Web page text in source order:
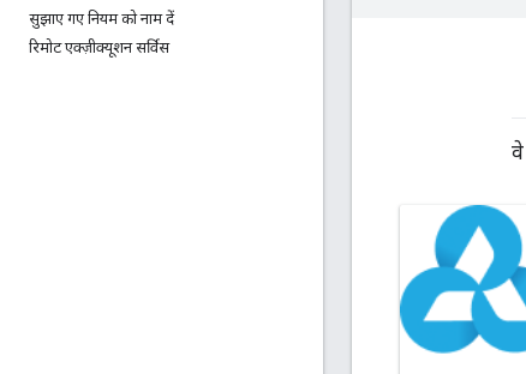
सुझाए गए नियम को नाम दें
रिमोट एक्ज़ीक्यूशन सर्विस